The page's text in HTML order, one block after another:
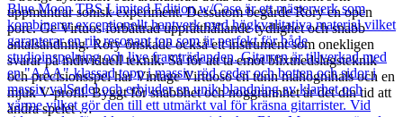
uppmuntrar sonisk experiment. Dessutom begärde Rory en open
pore. Ge Virtuos förbättrad upprätthållande tydlighet och snabb
antalsändning. Rory önskade också ett instrument som onekligen
svarar på individuell teknik. Så för att ta emot blixtnedslagsteknik
och precisionsspel har Vintage Virtuoso en tunn mahognihals och en
mjuk V-profil. Byggt för snabbhet och noggrannhet är det din tid att
ändra spelet …